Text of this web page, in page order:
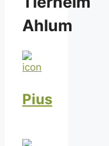
Ahlum
Pius